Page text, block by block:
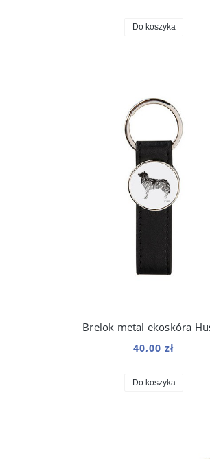
Do koszyka
Brelok metal ekoskóra
40,00 zł
Do koszyka